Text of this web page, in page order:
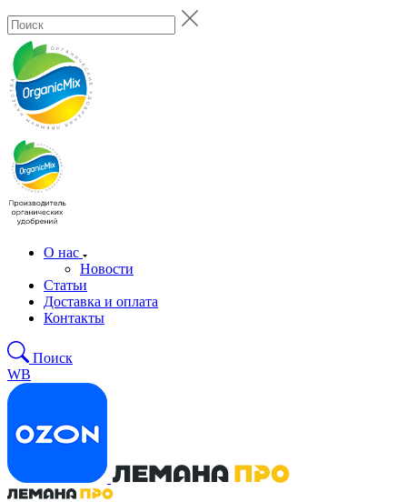
О нас
Новости
Статьи
Доставка и оплата
Контакты
Поиск
WB